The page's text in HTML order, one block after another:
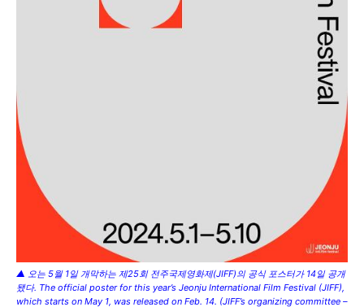
▲ 오는 5월 1일 개막하는 제25회 전주국제영화제(JIFF)의 공식 포스터가 14일 공개
됐다. The official poster for this year’s Jeonju International Film Festival (JIFF),
which starts on May 1, was released on Feb. 14. (JIFF’s organizing committee –